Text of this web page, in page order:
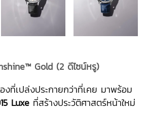
Gold (2 ดีไซน์หรู)
งที่เปล่งประกายกว่าที่เคย มาพร้อม
Luxe ที่สร้างประวัติศาสตร์หน้าใหม่